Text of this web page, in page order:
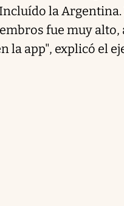
la
fue muy alto,
la app", explicó el